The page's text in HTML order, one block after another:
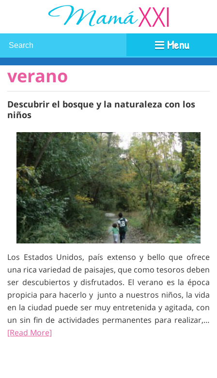
Menu
verano
Descubrir el bosque y la naturaleza con los
niños
Los Estados Unidos, país extenso y bello que ofrece
una rica variedad de paisajes, que como tesoros deben
ser descubiertos y disfrutados. El verano es la época
propicia para hacerlo y junto a nuestros niños, la vida
en la ciudad puede ser muy entretenida y agitada, con
un sin fin de actividades permanentes para realizar,…
[Read More]